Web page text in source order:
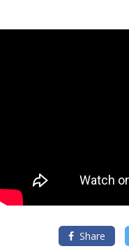
Share